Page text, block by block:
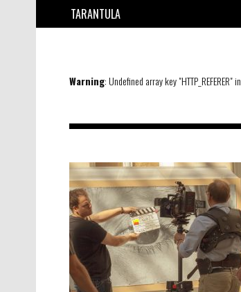
TARANTULA
Warning: Undefined array key "HTTP_REFERER" in